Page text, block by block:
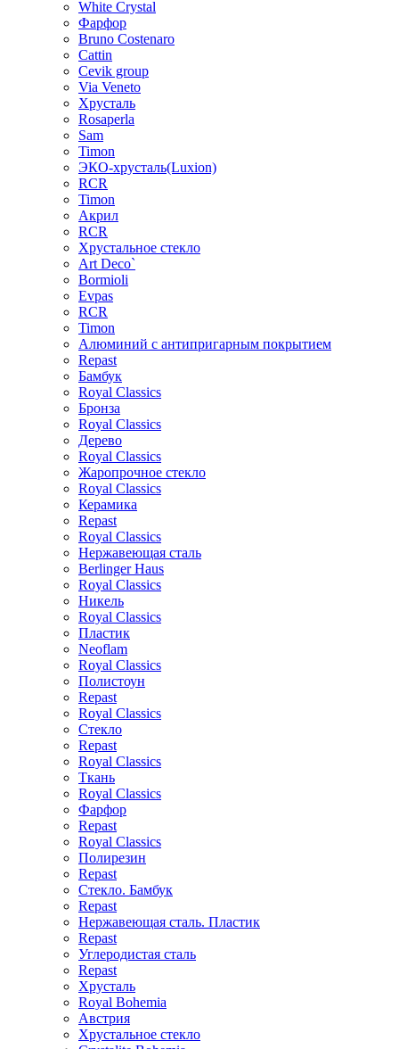
White Crystal
Фарфор
Bruno Costenaro
Cattin
Cevik group
Via Veneto
Хрусталь
Rosaperla
Sam
Timon
ЭКО-хрусталь(Luxion)
RCR
Timon
Акрил
RCR
Хрустальное стекло
Art Deco`
Bormioli
Evpas
RCR
Timon
Алюминий с антипригарным покрытием
Repast
Бамбук
Royal Classics
Бронза
Royal Classics
Дерево
Royal Classics
Жаропрочное стекло
Royal Classics
Керамика
Repast
Royal Classics
Нержавеющая сталь
Berlinger Haus
Royal Classics
Никель
Royal Classics
Пластик
Neoflam
Royal Classics
Полистоун
Repast
Royal Classics
Стекло
Repast
Royal Classics
Ткань
Royal Classics
Фарфор
Repast
Royal Classics
Полирезин
Repast
Стекло. Бамбук
Repast
Нержавеющая сталь. Пластик
Repast
Углеродистая сталь
Repast
Хрусталь
Royal Bohemia
Австрия
Хрустальное стекло